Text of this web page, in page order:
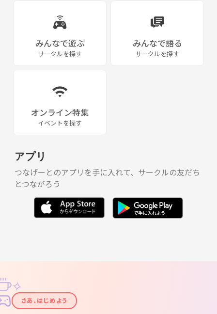
みんなで遊ぶ
サークルを探す
みんなで語る
サークルを探す
オンライン特集
イベントを探す
アプリ
つなげーとのアプリを手に入れて、サークルの友だち
とつながろう
✦
✧
さあ、はじめよう